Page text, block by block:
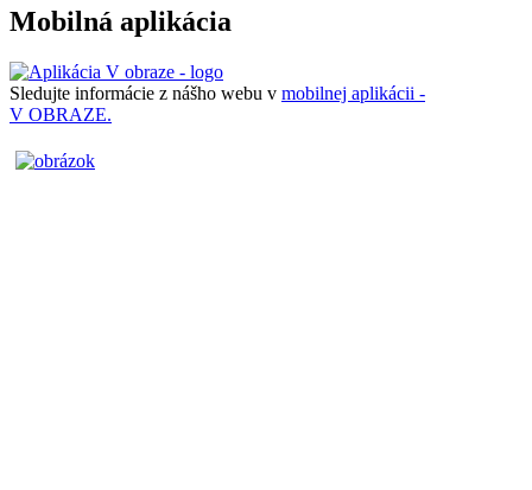
Mobilná aplikácia
Sledujte informácie z nášho webu v mobilnej aplikácii -
V OBRAZE.